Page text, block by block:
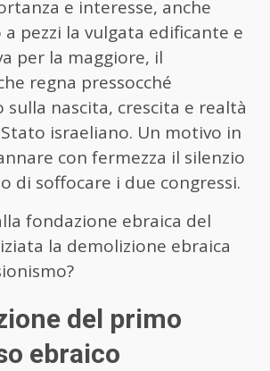
e interesse, anche
pezzi la vulgata edificante e
per la maggiore, il
regna pressocché
nascita, crescita e realtà
israeliano. Un motivo in
con fermezza il silenzio
di soffocare i due congressi.
fondazione ebraica del
la demolizione ebraica
del primo
ebraico